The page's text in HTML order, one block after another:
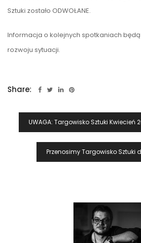
Sztuki zostało ODWOŁANE.
Informacja o kolejnych spotkaniach
rozwoju sytuacji.
Share:
Nawigacja
Wpisu
UWAGA: Targowisko Sztuki Kwiecień
Przenosimy Targowisko Sztuki